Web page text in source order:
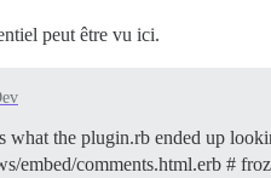
peut être vu ici.
the plugin.rb ended up
embed/comments.html.erb #